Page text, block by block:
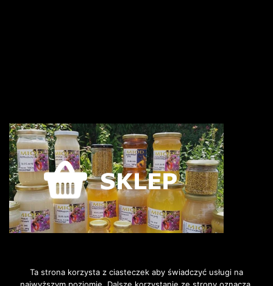
Ta strona korzysta z ciasteczek aby świadczyć usługi na